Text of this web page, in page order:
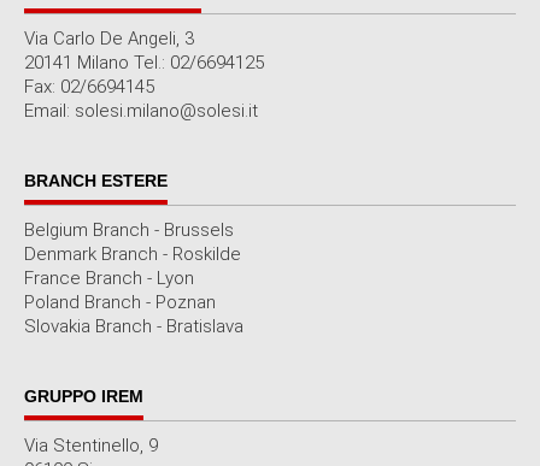
Via Carlo De Angeli, 3
20141 Milano Tel.: 02/6694125
Fax: 02/6694145
Email: solesi.milano@solesi.it
BRANCH ESTERE
Belgium Branch - Brussels
Denmark Branch - Roskilde
France Branch - Lyon
Poland Branch - Poznan
Slovakia Branch - Bratislava
GRUPPO IREM
Via Stentinello, 9